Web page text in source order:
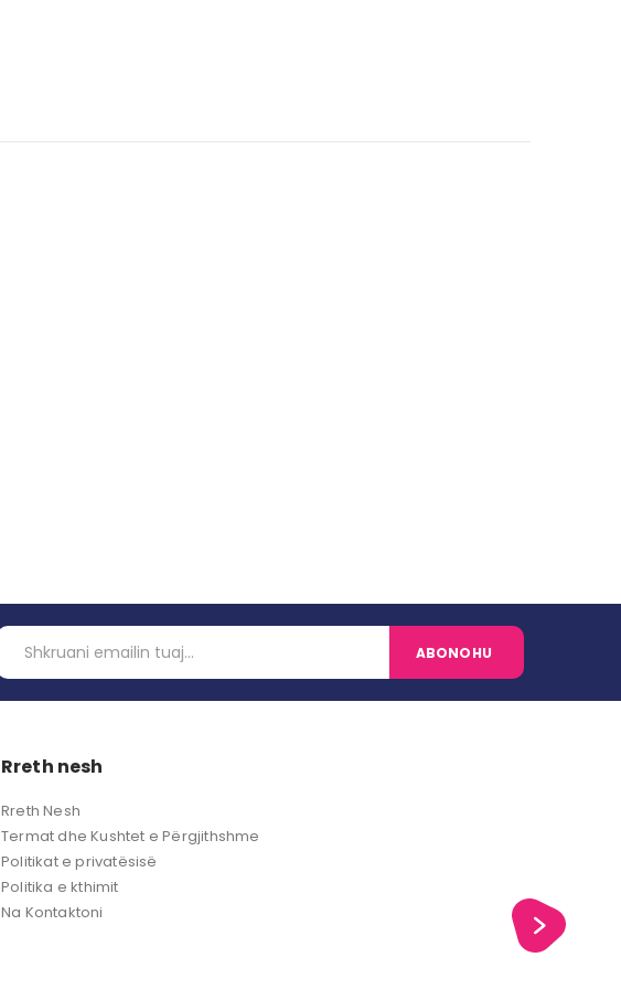
Rreth nesh
Rreth Nesh
Termat dhe Kushtet e Përgjithshme
Politikat e privatësisë
Politika e kthimit
Na Kontaktoni